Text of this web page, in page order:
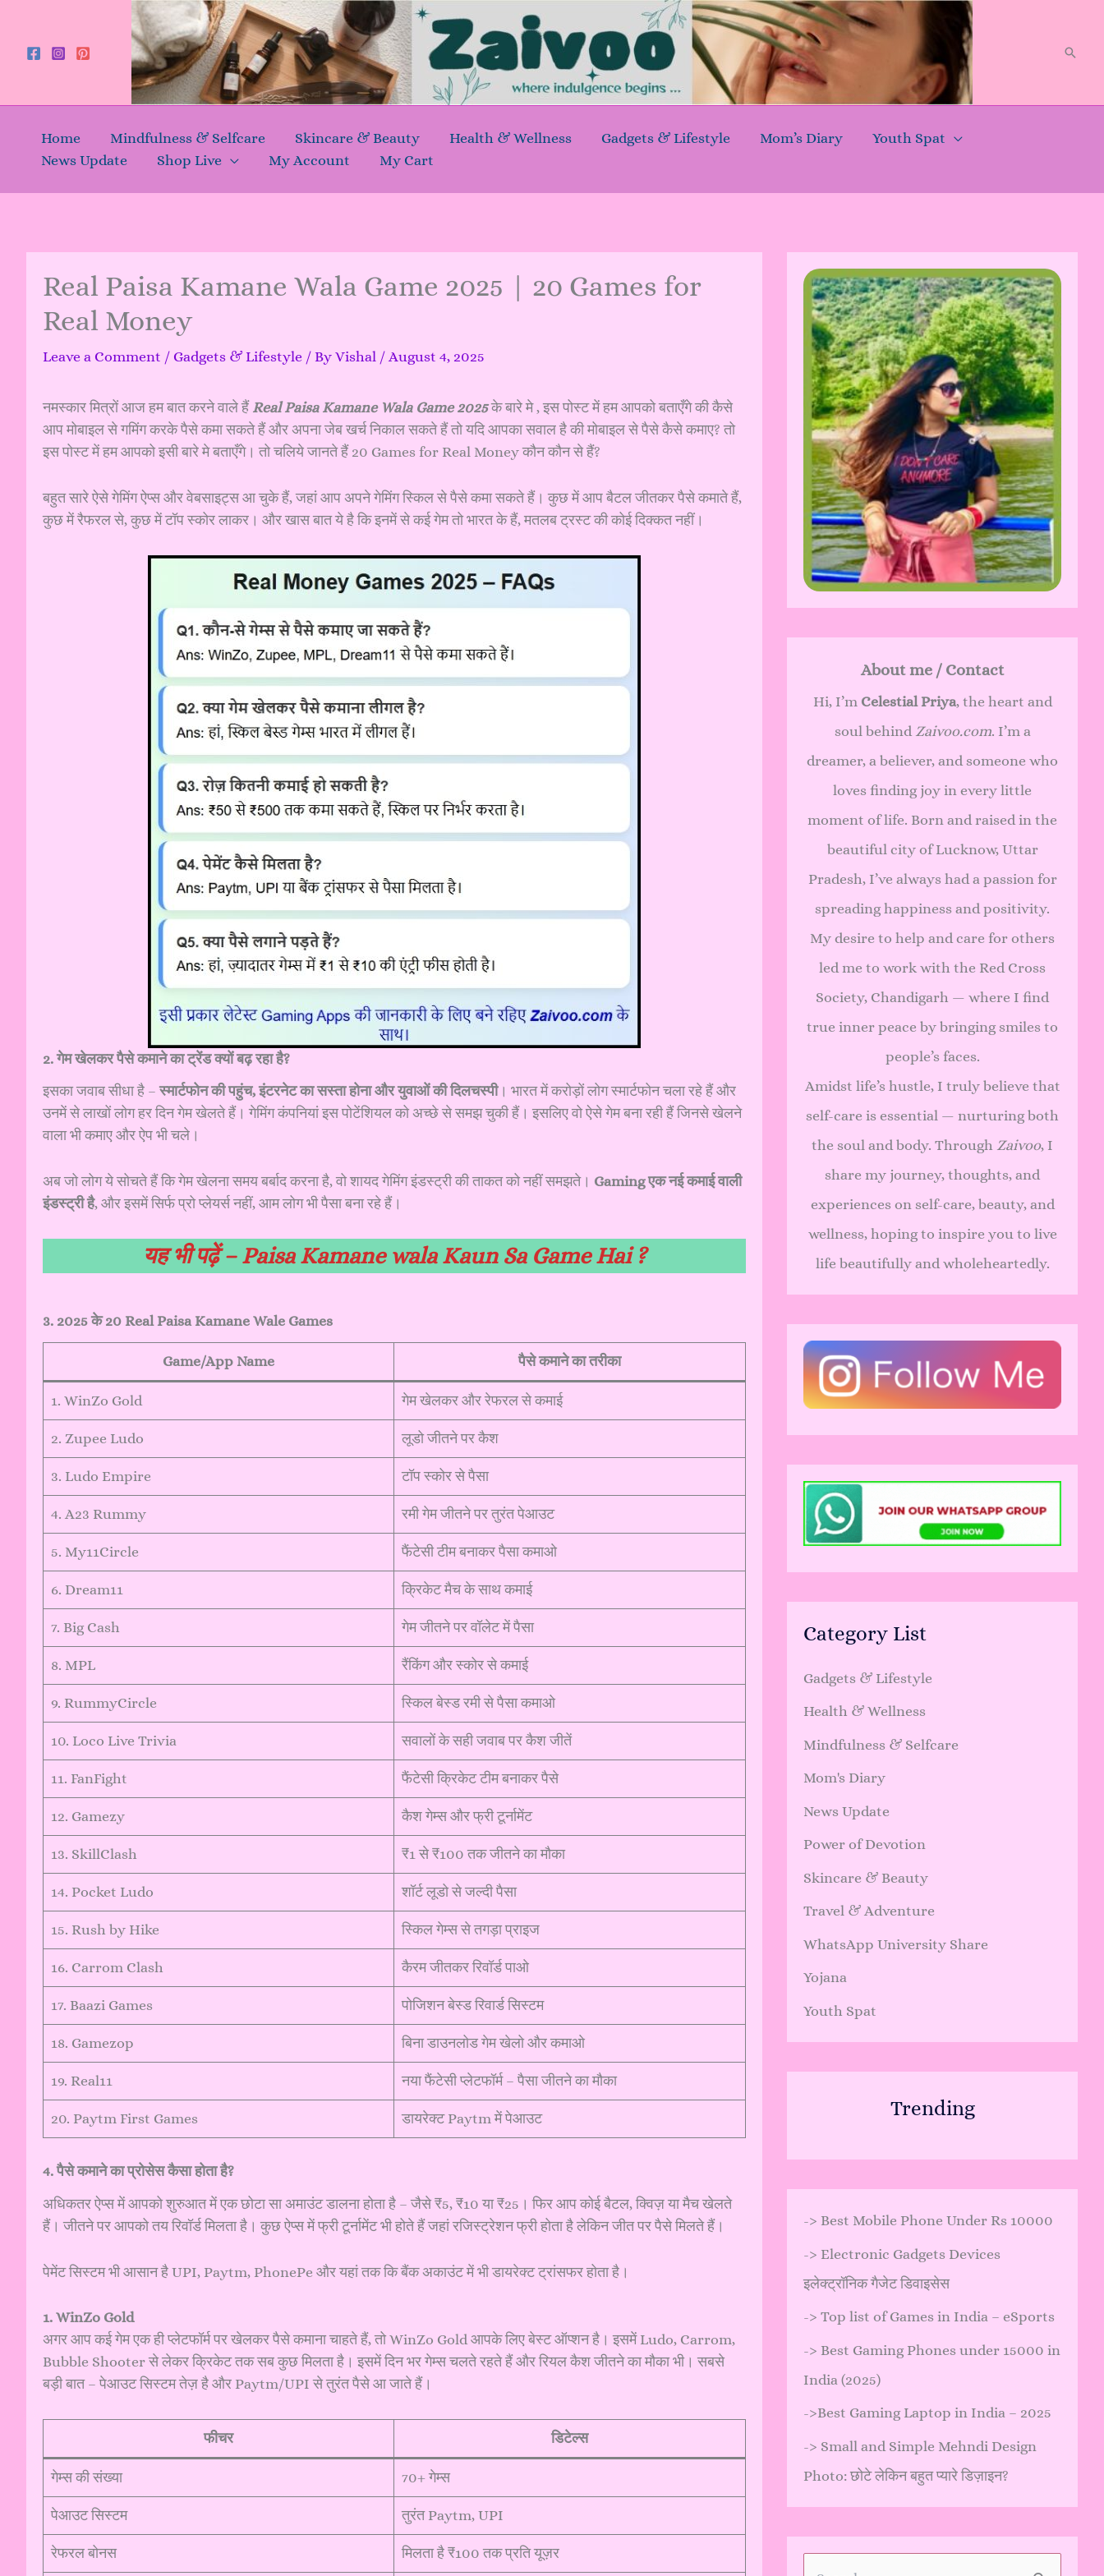
content
Home Mindfulness & Selfcare Skincare & Beauty Health & Wellness Gadgets & Lifestyle Mom’s Diary
Youth Spat
News Update
Shop Live My Account My Cart
Real Paisa Kamane Wala Game 2025 | 20 Games for
Real Money
Leave a Comment / Gadgets & Lifestyle / By Vishal /August 4, 2025
नमस्कार मित्रों आज हम बात करने वाले हैं Real Paisa Kamane Wala Game 2025के बारे मे , इस पोस्ट में हम आपको बताएँगे की कैसे
आप मोबाइल से गमिंग करके पैसे कमा सकते हैं और अपना जेब खर्च निकाल सकते हैं तो यदि आपका सवाल है की मोबाइल से पैसे कैसे कमाए? तो
इस पोस्ट में हम आपको इसी बारे मे बताएँगे। तो चलिये जानते हैं 20 Games for Real Money कौन कौन से हैं?
बहुत सारे ऐसे गेमिंग ऐप्स और वेबसाइट्स आ चुके हैं, जहां आप अपने गेमिंग स्किल से पैसे कमा सकते हैं। कुछ में आप बैटल जीतकर पैसे कमाते हैं,
कुछ में रैफरल से, कुछ में टॉप स्कोर लाकर। और खास बात ये है कि इनमें से कई गेम तो भारत के हैं, मतलब ट्रस्ट की कोई दिक्कत नहीं।
2. गेम खेलकर पैसे कमाने का ट्रेंड क्यों बढ़ रहा है?
इसका जवाब सीधा है –स्मार्टफोन की पहुंच, इंटरनेट का सस्ता होना और युवाओं की दिलचस्पी। भारत में करोड़ों लोग स्मार्टफोन चला रहे हैं और
उनमें से लाखों लोग हर दिन गेम खेलते हैं। गेमिंग कंपनियां इस पोटेंशियल को अच्छे से समझ चुकी हैं। इसलिए वो ऐसे गेम बना रही हैं जिनसे खेलने
वाला भी कमाए और ऐप भी चले।
अब जो लोग ये सोचते हैं कि गेम खेलना समय बर्बाद करना है, वो शायद गेमिंग इंडस्ट्री की ताकत को नहीं समझते। Gaming एक नई कमाई वाली
इंडस्ट्री है, और इसमें सिर्फ प्रो प्लेयर्स नहीं, आम लोग भी पैसा बना रहे हैं।
यह भी पढ़ें –Paisa Kamane wala Kaun Sa Game Hai ?
3. 2025 के 20 Real Paisa Kamane Wale Games
Game/App Name पैसे कमाने का तरीका
1. WinZo Gold गेम खेलकर और रेफरल से कमाई
2. Zupee Ludo लूडो जीतने पर कैश
3. Ludo Empire टॉप स्कोर से पैसा
4. A23 Rummy रमी गेम जीतने पर तुरंत पेआउट
5. My11Circle फैंटेसी टीम बनाकर पैसा कमाओ
6. Dream11 क्रिकेट मैच के साथ कमाई
7. Big Cash गेम जीतने पर वॉलेट में पैसा
8. MPL रैंकिंग और स्कोर से कमाई
9. RummyCircle स्किल बेस्ड रमी से पैसा कमाओ
10. Loco Live Trivia सवालों के सही जवाब पर कैश जीतें
11. FanFight फैंटेसी क्रिकेट टीम बनाकर पैसे
12. Gamezy कैश गेम्स और फ्री टूर्नामेंट
13. SkillClash ₹1 से ₹100 तक जीतने का मौका
14. Pocket Ludo शॉर्ट लूडो से जल्दी पैसा
15. Rush by Hike स्किल गेम्स से तगड़ा प्राइज
16. Carrom Clash कैरम जीतकर रिवॉर्ड पाओ
17. Baazi Games पोजिशन बेस्ड रिवार्ड सिस्टम
18. Gamezop बिना डाउनलोड गेम खेलो और कमाओ
19. Real11 नया फैंटेसी प्लेटफॉर्म – पैसा जीतने का मौका
20. Paytm First Games डायरेक्ट Paytm में पेआउट
4. पैसे कमाने का प्रोसेस कैसा होता है?
अधिकतर ऐप्स में आपको शुरुआत में एक छोटा सा अमाउंट डालना होता है – जैसे ₹5, ₹10 या ₹25। फिर आप कोई बैटल, क्विज़ या मैच खेलते
हैं। जीतने पर आपको तय रिवॉर्ड मिलता है। कुछ ऐप्स में फ्री टूर्नामेंट भी होते हैं जहां रजिस्ट्रेशन फ्री होता है लेकिन जीत पर पैसे मिलते हैं।
पेमेंट सिस्टम भी आसान है UPI, Paytm, PhonePe और यहां तक कि बैंक अकाउंट में भी डायरेक्ट ट्रांसफर होता है।
1. WinZo Gold
अगर आप कई गेम एक ही प्लेटफॉर्म पर खेलकर पैसे कमाना चाहते हैं, तो WinZo Gold आपके लिए बेस्ट ऑप्शन है। इसमें Ludo, Carrom,
Bubble Shooter से लेकर क्रिकेट तक सब कुछ मिलता है। इसमें दिन भर गेम्स चलते रहते हैं और रियल कैश जीतने का मौका भी। सबसे
बड़ी बात – पेआउट सिस्टम तेज़ है और Paytm/UPI से तुरंत पैसे आ जाते हैं।
फीचर डिटेल्स
गेम्स की संख्या 70+ गेम्स
पेआउट सिस्टम तुरंत Paytm, UPI
रेफरल बोनस मिलता है ₹100 तक प्रति यूज़र
About me / Contact
Hi, I’m Celestial Priya, the heart and
soul behind Zaivoo.com. I’m a
dreamer, a believer, and someone who
loves finding joy in every little
moment of life. Born and raised in the
beautiful city of Lucknow, Uttar
Pradesh, I’ve always had a passion for
spreading happiness and positivity.
My desire to help and care for others
led me to work with the Red Cross
Society, Chandigarh — where I find
true inner peace by bringing smiles to
people’s faces.
Amidst life’s hustle, I truly believe that
self-care is essential — nurturing both
the soul and body. Through Zaivoo, I
share my journey, thoughts, and
experiences on self-care, beauty, and
wellness, hoping to inspire you to live
life beautifully and wholeheartedly.
Category List
Gadgets & Lifestyle
Health & Wellness
Mindfulness & Selfcare
Mom's Diary
News Update
Power of Devotion
Skincare & Beauty
Travel & Adventure
WhatsApp University Share
Yojana
Youth Spat
Trending
-> Best Mobile Phone Under Rs 10000
-> Electronic Gadgets Devices
इलेक्ट्रॉनिक गैजेट डिवाइसेस
-> Top list of Games in India – eSports
-> Best Gaming Phones under 15000 in
India (2025)
->Best Gaming Laptop in India – 2025
-> Small and Simple Mehndi Design
Photo: छोटे लेकिन बहुत प्यारे डिज़ाइन?